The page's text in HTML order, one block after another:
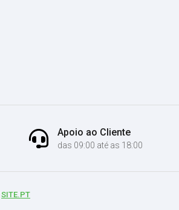
Apoio ao Cliente
das 09:00 até as 18:00
SITE.PT